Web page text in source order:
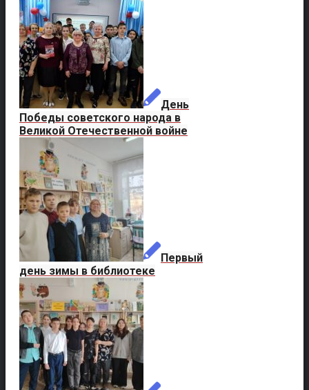
День
Победы советского народа в
Великой Отечественной войне
Первый
день зимы в библиотеке